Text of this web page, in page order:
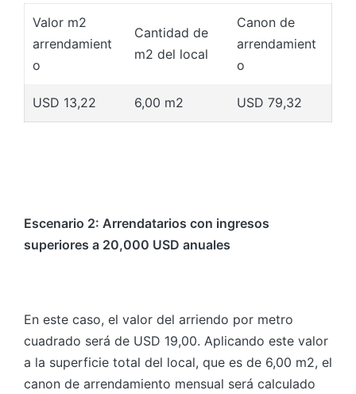
Valor m2
arrendamient
o
Cantidad de
m2 del local
Canon de
arrendamient
o
USD 13,22 6,00 m2 USD 79,32
Escenario 2: Arrendatarios con ingresos
superiores a 20,000 USD anuales
En este caso, el valor del arriendo por metro
cuadrado será de USD 19,00. Aplicando este valor
a la superficie total del local, que es de 6,00 m2, el
canon de arrendamiento mensual será calculado